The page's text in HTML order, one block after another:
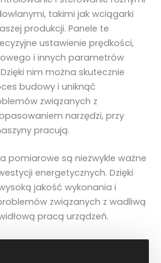
takimi jak wciągarki
produkcji. Panele te
ustawienie prędkości,
i innych parametrów
nim można skutecznie
budowy i uniknąć
związanych z
narzędzi, przy
pracują.
pomiarowe są niezwykle ważne
energetycznych. Dzięki
jakość wykonania i
związanych z wadliwą
pracą urządzeń.